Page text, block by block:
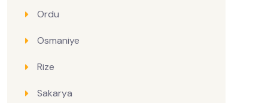
Ordu
Osmaniye
Rize
Sakarya